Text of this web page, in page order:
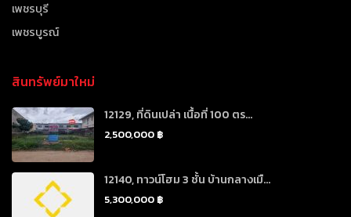
เพชรบุรี
เพชรบูรณ์
สินทรัพย์มาใหม่
12129, ที่ดินเปล่า เนื้อที่ 100 ตร...
2,500,000 ฿
12140, ทาวน์โฮม 3 ชั้น บ้านกลางเมื...
5,300,000 ฿